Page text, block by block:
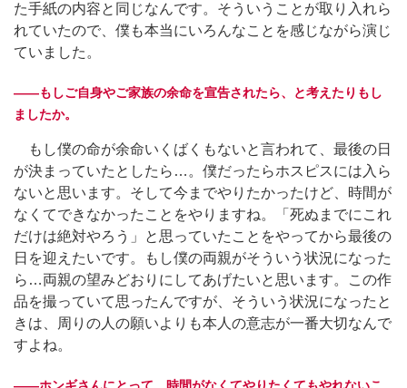
た手紙の内容と同じなんです。そういうことが取り入れら
れていたので、僕も本当にいろんなことを感じながら演じ
ていました。
――もしご自身やご家族の余命を宣告されたら、と考えたりもし
ましたか。
もし僕の命が余命いくばくもないと言われて、最後の日
が決まっていたとしたら…。僕だったらホスピスには入ら
ないと思います。そして今までやりたかったけど、時間が
なくてできなかったことをやりますね。「死ぬまでにこれ
だけは絶対やろう」と思っていたことをやってから最後の
日を迎えたいです。もし僕の両親がそういう状況になった
ら…両親の望みどおりにしてあげたいと思います。この作
品を撮っていて思ったんですが、そういう状況になったと
きは、周りの人の願いよりも本人の意志が一番大切なんで
すよね。